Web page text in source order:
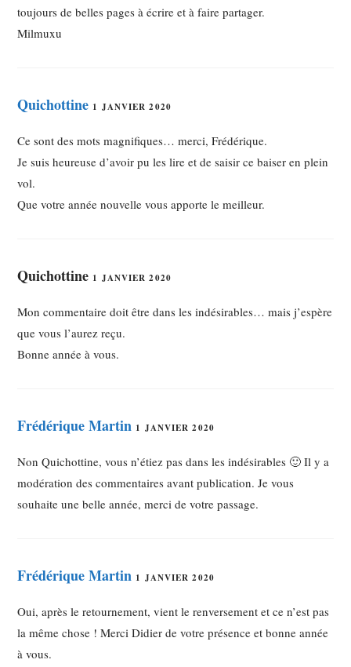
toujours de belles pages à écrire et à faire partager.
Milmuxu
Quichottine 1 JANVIER 2020
Ce sont des mots magnifiques… merci, Frédérique.
Je suis heureuse d’avoir pu les lire et de saisir ce baiser en plein
vol.
Que votre année nouvelle vous apporte le meilleur.
Quichottine 1 JANVIER 2020
Mon commentaire doit être dans les indésirables… mais j’espère
que vous l’aurez reçu.
Bonne année à vous.
Frédérique Martin 1 JANVIER 2020
Non Quichottine, vous n’étiez pas dans les indésirables 🙂 Il y a
modération des commentaires avant publication. Je vous
souhaite une belle année, merci de votre passage.
Frédérique Martin 1 JANVIER 2020
Oui, après le retournement, vient le renversement et ce n’est pas
la même chose ! Merci Didier de votre présence et bonne année
à vous.